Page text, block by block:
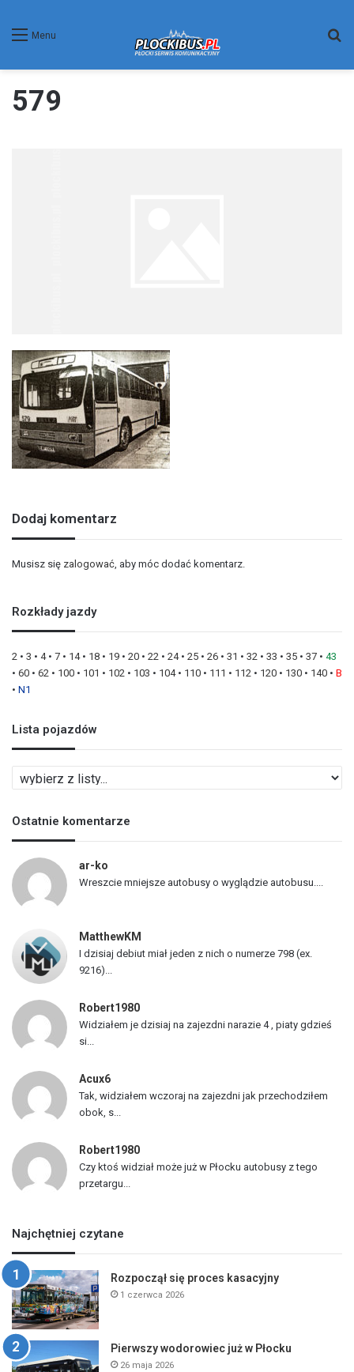
Menu
579
Dodaj komentarz
Musisz się zalogować, aby móc dodać komentarz.
Rozkłady jazdy
2 • 3 • 4• 7 • 14• 18 • 19 • 20 • 22 • 24• 25 • 26 • 31 • 32 • 33 • 35 • 37 • 43
• 60 • 62 • 100 • 101 • 102 • 103 • 104• 110 • 111 • 112 • 120 • 130 • 140 • B
• N1
Lista pojazdów
i
t
a
o
j
w
Ostatnie komentarze
ar-ko
Wreszcie mniejsze autobusy o wyglądzie autobusu....
MatthewKM
I dzisiaj debiut miał jeden z nich o numerze 798 (ex.
9216)...
Robert1980
Widziałem je dzisiaj na zajezdni narazie 4 , piaty gdzieś
si...
Acux6
Tak, widziałem wczoraj na zajezdni jak przechodziłem
obok, s...
Robert1980
Czy ktoś widział może już w Płocku autobusy z tego
przetargu...
Najchętniej czytane
Rozpoczął się proces kasacyjny
1 czerwca 2026
Pierwszy wodorowiec już w Płocku
26 maja 2026